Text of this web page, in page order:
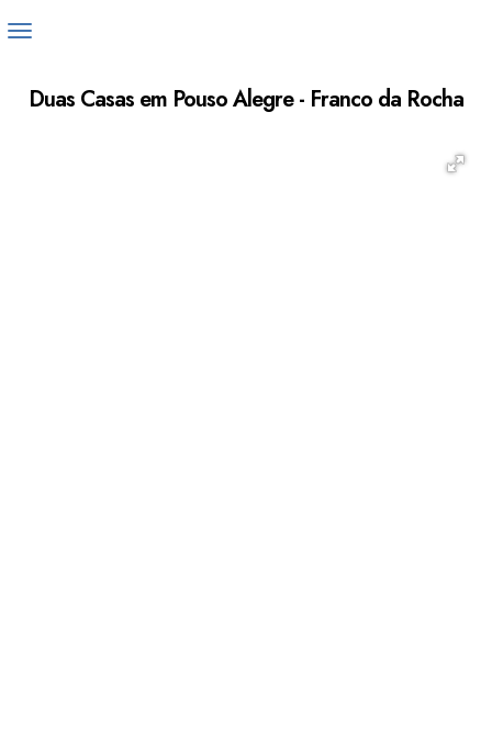
Duas Casas em Pouso Alegre - Franco da Rocha